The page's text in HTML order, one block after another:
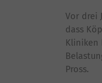
Vor drei
dass
Kliniken
Pross.